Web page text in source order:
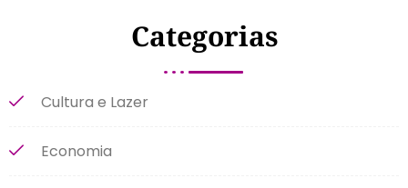
Categorias
Cultura e Lazer
Economia